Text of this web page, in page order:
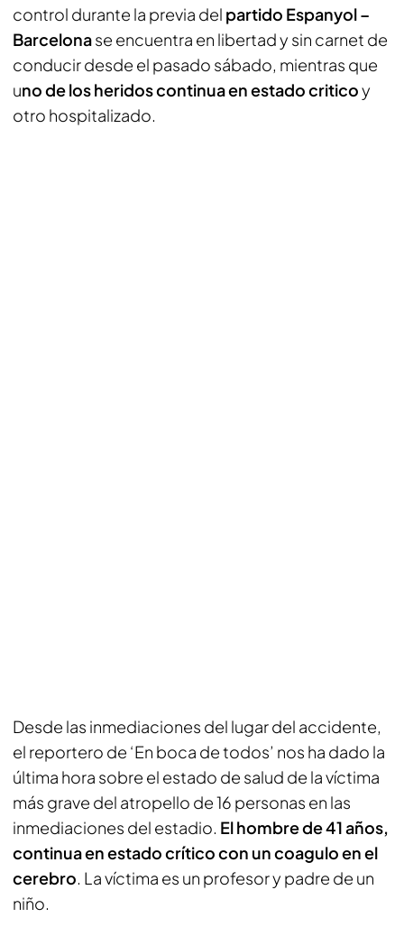
control durante la previa del partido Espanyol –
Barcelonase encuentra en libertad y sin carnet de
conducir desde el pasado sábado, mientras que
uno de los heridos continua en estado criticoy
otro hospitalizado.
Desde las inmediaciones del lugar del accidente,
el reportero de ‘En boca de todos’ nos ha dado la
última hora sobre el estado de salud de la víctima
más grave del atropello de 16 personas en las
inmediaciones del estadio. El hombre de 41 años,
continua en estado crítico con un coagulo en el
cerebro. La víctima es un profesor y padre de un
niño.